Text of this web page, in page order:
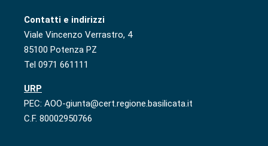
Contatti e indirizzi
Viale Vincenzo Verrastro, 4
85100 Potenza PZ
Tel 0971 661111
URP
PEC: AOO-giunta@cert.regione.basilicata.it
C.F. 80002950766